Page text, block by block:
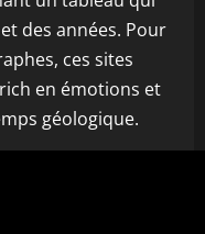
des années. Pour
ces sites
en émotions et
géologique.